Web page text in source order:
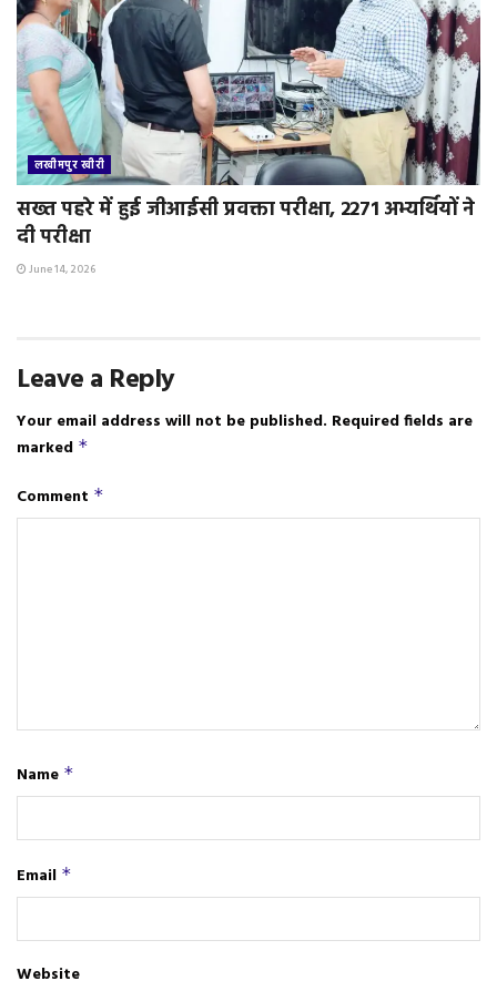
लखीमपुर खीरी
सख्त पहरे में हुई जीआईसी प्रवक्ता परीक्षा, 2271 अभ्यर्थियों ने
दी परीक्षा
June 14, 2026
Leave a Reply
Your email address will not be published. Required fields are
marked *
Comment *
Name *
Email *
Website